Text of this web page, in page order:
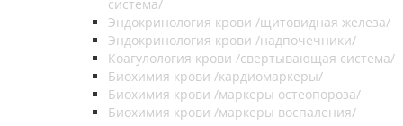
система/
Эндокринология крови /щитовидная железа/
Эндокринология крови /надпочечники/
Коагулология крови /свертывающая система/
Биохимия крови /кардиомаркеры/
Биохимия крови /маркеры остеопороза/
Биохимия крови /маркеры воспаления/